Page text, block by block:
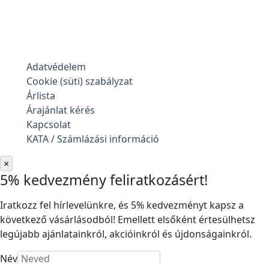
Adatvédelem
Cookie (süti) szabályzat
Árlista
Árajánlat kérés
Kapcsolat
KATA / Számlázási információ
×
5% kedvezmény feliratkozásért!
Iratkozz fel hírlevelünkre, és 5% kedvezményt kapsz a
következő vásárlásodból! Emellett elsőként értesülhetsz
legújabb ajánlatainkról, akcióinkról és újdonságainkról.
Név